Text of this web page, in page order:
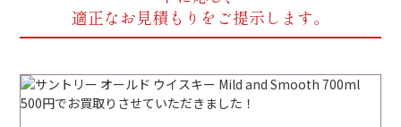
適正なお見積もりをご提示します。